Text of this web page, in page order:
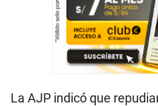
La AJP indicó que